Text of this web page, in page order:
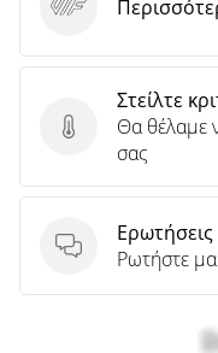
Στείλτε κριτική
Στείλτε
Θα θέλαμε
σας
Ερωτήσεις
Ερωτήσεις
Ρωτήστε
VIF